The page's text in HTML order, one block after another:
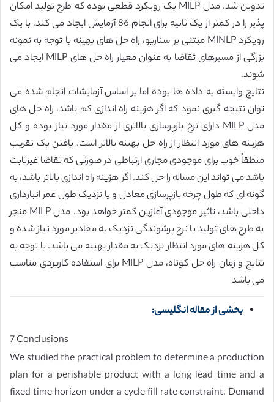
تدوین شد. مدل MILP یک رویکرد قطعی بوده که طرح تولید امکان
پذیر را در کمتر از یک ثانیه برای انجام 86 آزمایش ایجاد می کند. با یک
رویکرد MINLP مبتنی بر سناریو، راه حل های بهینه با توجه به نمونه
بزرگی از مسیرهای تقاضا به عنوان معیار راه حل های MILP ایجاد می
شوند.
نتایج وابسته به داده ها بوده اما بر اساس آزمایشات انجام شده می
توان نتیجه گیری نمود که اگر هزینه راه اندازی کم باشد، راه حل های
مدل MILP دارای نرخ بازپرسازی بالاتری از مقدار مورد نیاز بوده و کل
هزینه های مورد انتظار از راه حل بهینه بالاتر است. یافتن یک تقریب
منطقاً خوب برای موجودی مجاری ارتباطی در صورتی که تقاضا غیرثابت
باشد می تواند این مساله را حل کند. اگر هزینه راه اندازی بالاتر باشد، به
گونه ای که طول چرخه بازپرسازی معادل و یا نزدیک طول عمر انبارداری
داخلی باشد، تاثیر موجودی آغازین کمتر خواهد بود. مدل MILP منجر
به طرح های تولید با نرخ پرشوندگی نزدیک به مقادیر مورد نیاز شده و
کل هزینه های مورد انتظار نزدیک به مقدار بهینه می باشد. با توجه به
نتایج و زمان راه حل کوتاه، مدل MILP برای استفاده کاربردی مناسب
می باشد
بخشی از مقاله انگلیسی:
7 Conclusions
We studied the practical problem to determine a production
plan for a perishable product with a long lead time and a
fixed time horizon under a cycle fill rate constraint. Demand